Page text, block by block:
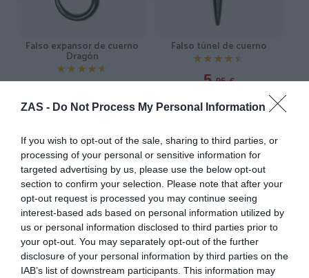
ZAS - Do Not Process My Personal Information
If you wish to opt-out of the sale, sharing to third parties, or
processing of your personal or sensitive information for
targeted advertising by us, please use the below opt-out
section to confirm your selection. Please note that after your
opt-out request is processed you may continue seeing
interest-based ads based on personal information utilized by
us or personal information disclosed to third parties prior to
your opt-out. You may separately opt-out of the further
disclosure of your personal information by third parties on the
IAB’s list of downstream participants. This information may
Falso expansor de cuerno
Dragón
★★★★★
★★★★★
[PIFL41 ]
Falso túnel de cuerno
★★★★★
★★★★★
5,95 €
3X2 3X2